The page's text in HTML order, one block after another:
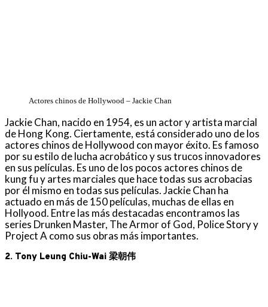
Actores chinos de Hollywood – Jackie Chan
Jackie Chan, nacido en 1954, es un actor y artista marcial
de Hong Kong. Ciertamente, está considerado uno de los
actores chinos de Hollywood con mayor éxito. Es famoso
por su estilo de lucha acrobático y sus trucos innovadores
en sus películas. Es uno de los pocos actores chinos de
kung fu y artes marciales que hace todas sus acrobacias
por él mismo en todas sus películas. Jackie Chan ha
actuado en más de 150 películas, muchas de ellas en
Hollyood. Entre las más destacadas encontramos las
series Drunken Master, The Armor of God, Police Story y
Project A como sus obras más importantes.
2. Tony Leung Chiu-Wai 梁朝伟